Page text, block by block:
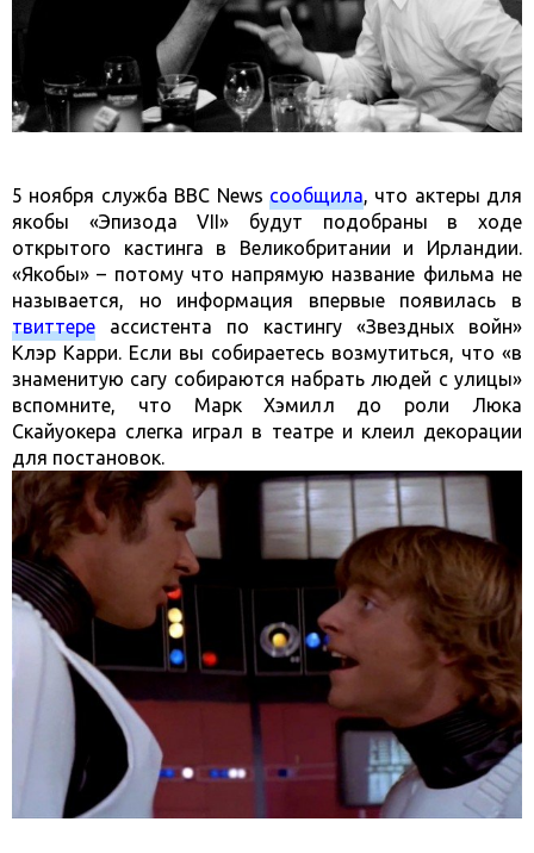
5 ноября служба BBC News сообщила, что актеры для
якобы «Эпизода VII» будут подобраны в ходе
открытого кастинга в Великобритании и Ирландии.
«Якобы» – потому что напрямую название фильма не
называется, но информация впервые появилась в
твиттере ассистента по кастингу «Звездных войн»
Клэр Карри. Если вы собираетесь возмутиться, что «в
знаменитую сагу собираются набрать людей с улицы»
вспомните, что Марк Хэмилл до роли Люка
Скайуокера слегка играл в театре и клеил декорации
для постановок.